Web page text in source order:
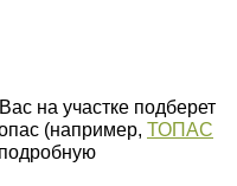
на участке подберет
(например, ТОПАС